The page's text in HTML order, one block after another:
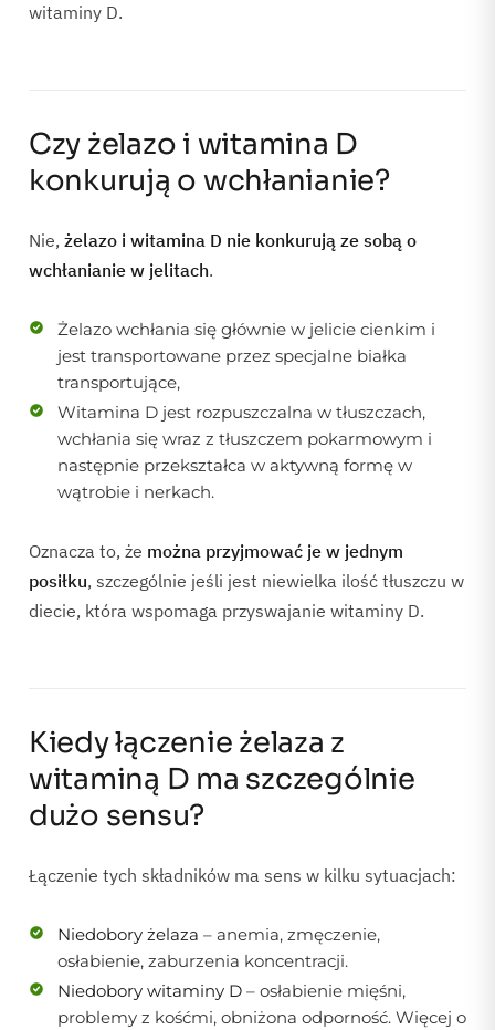
witaminy D.
Czy żelazo i witamina D
konkurują o wchłanianie?
Nie, żelazo i witamina D nie konkurują ze sobą o
wchłanianie w jelitach.
Żelazo wchłania się głównie w jelicie cienkim i
jest transportowane przez specjalne białka
transportujące,
Witamina D jest rozpuszczalna w tłuszczach,
wchłania się wraz z tłuszczem pokarmowym i
następnie przekształca w aktywną formę w
wątrobie i nerkach.
Oznacza to, że można przyjmować je w jednym
posiłku, szczególnie jeśli jest niewielka ilość tłuszczu w
diecie, która wspomaga przyswajanie witaminy D.
Kiedy łączenie żelaza z
witaminą D ma szczególnie
dużo sensu?
Łączenie tych składników ma sens w kilku sytuacjach:
Niedobory żelaza – anemia, zmęczenie,
osłabienie, zaburzenia koncentracji.
Niedobory witaminy D – osłabienie mięśni,
problemy z kośćmi, obniżona odporność. Więcej o